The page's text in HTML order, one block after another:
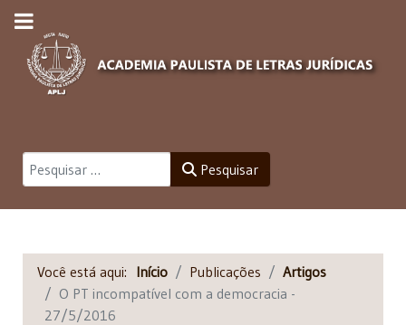
Pesquisar Pesquisar
Você está aqui: Início Publicações
Artigos
O PT incompatível com a democracia -
27/5/2016